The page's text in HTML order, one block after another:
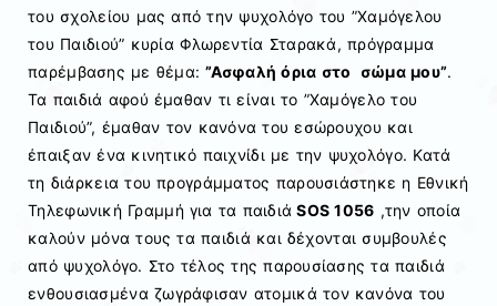
του σχολείου μας από την ψυχολόγο του ”Χαμόγελου
του Παιδιού” κυρία Φλωρεντία Σταρακά, πρόγραμμα
παρέμβασης με θέμα:”Ασφαλή όρια στο σώμα μου”.
Τα παιδιά αφού έμαθαν τι είναι το ”Χαμόγελο του
Παιδιού”, έμαθαν τον κανόνα του εσώρουχου και
έπαιξαν ένα κινητικό παιχνίδι με την ψυχολόγο. Κατά
τη διάρκεια του προγράμματος παρουσιάστηκε η Εθνική
Τηλεφωνική Γραμμή για τα παιδιά SOS 1056 ,την οποία
καλούν μόνα τους τα παιδιά και δέχονται συμβουλές
από ψυχολόγο. Στο τέλος της παρουσίασης τα παιδιά
ενθουσιασμένα ζωγράφισαν ατομικά τον κανόνα του